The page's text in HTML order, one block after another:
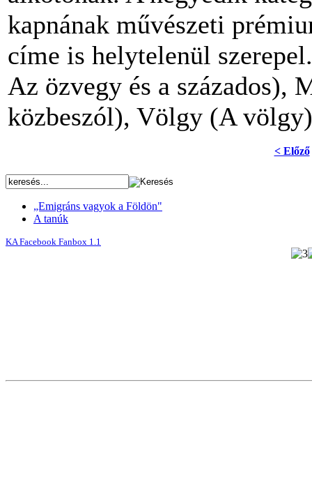
kapnának művészeti
címe is helytelenül
Az özvegy és a százados),
közbeszól), Völgy (A
< Előző
„Emigráns vagyok a Földön"
A tanúk
KA Facebook Fanbox 1.1